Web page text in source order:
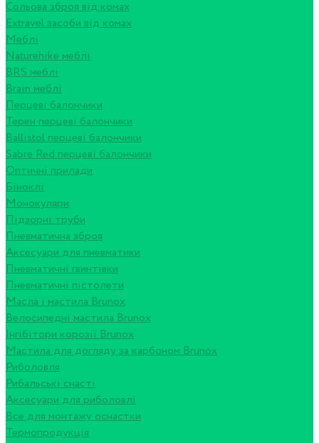
Сольова зброя від комах
Extravel засоби від комах
Меблі
Naturehike меблі
BRS меблі
Brain меблі
Перцеві балончики
Терен перцеві балончики
Ballistol перцеві балончики
Sabre Red перцеві балончики
Оптичні прилади
Біноклі
Монокуляри
Підзорні труби
Пневматична зброя
Аксесуари для пневматики
Пневматичні гвинтівки
Пневматичні пістолети
Масла і мастила Brunox
Велосипедні мастила Brunox
Інгібітори корозії Brunox
Мастила для догляду за карбоном Brunox
Риболовля
Рибальські снасті
Аксесуари для риболовлі
Все для монтажу оснастки
Термопродукція